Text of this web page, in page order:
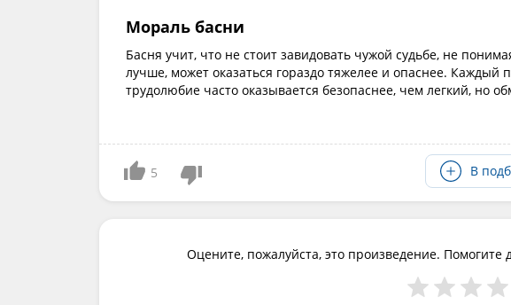
Мораль басни
Басня учит, что не стоит завидовать чужой судьбе, не
лучше, может оказаться гораздо тяжелее и опаснее. Каждый
трудолюбие часто оказывается безопаснее, чем легкий, но
5 В
Оцените, пожалуйста, это произведение. Помогите